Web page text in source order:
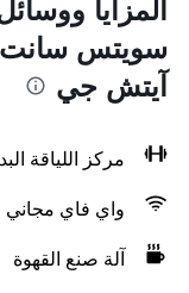
المزايا
سويتس سانت
آيتش جي
مركز اللياقة
واي فاي مجاني
آلة صنع القهوة